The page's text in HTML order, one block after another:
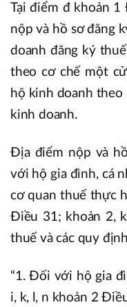
Tại điểm đ khoản
nộp và hồ sơ đăng
doanh đăng ký
theo cơ chế một
hộ kinh doanh
kinh doanh.
Địa điểm nộp và
với hộ gia đình, cá
cơ quan thuế thực
Điều 31; khoản 2,
thuế và các quy
“1. Đối với hộ gia
i, k, l, n khoản 2